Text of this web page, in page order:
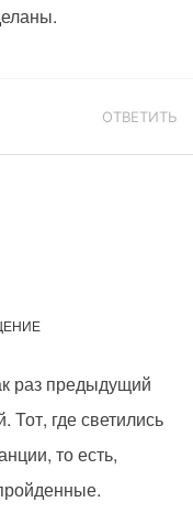
ОТВЕТИТЬ
раз предыдущий
Тот, где светились
то есть,